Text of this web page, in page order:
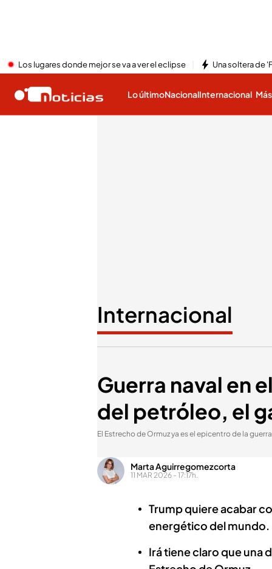
Los lugares donde mejor se va a ver el eclipse Una soltera de
Lo últimoNacionalInternacional Más
Internacional
Guerra naval en
del petróleo, el
El Estrecho de Ormuz ya es el epicentro de la
Marta Aguirregomezcorta
11 MAR 2026 - 17:17h.
Trump quiere acabar
energético del mundo.
Irá tiene claro que una